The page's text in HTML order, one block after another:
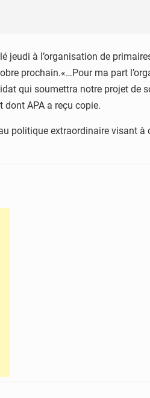
jeudi à l’organisation de
prochain.«…Pour ma part
qui soumettra notre projet de
APA a reçu copie.
politique extraordinaire visant